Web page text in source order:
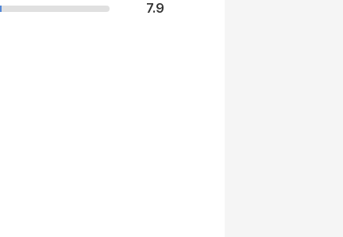
7.9